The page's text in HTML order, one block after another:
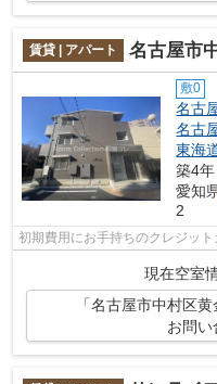
賃貸 | アパート 名古屋市中
敷0
名古
名古
東海
築4年
愛知
2
初期費用にお手持ちのクレジッ
現在空室
「名古屋市中村区
お問い